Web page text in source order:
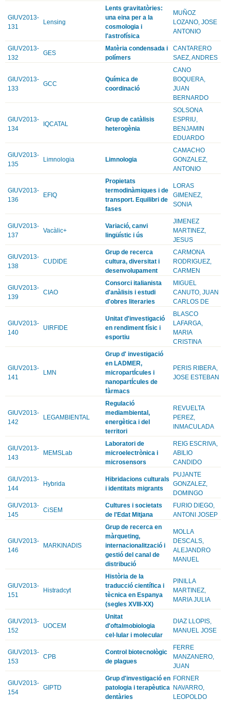
GIUV2013-
131
Lensing
Lents gravitatòries:
una eina per a la
cosmologia i
l'astrofísica
MUÑOZ
LOZANO, JOSE
ANTONIO
GIUV2013-
132
GES
Matèria condensada i
polímers
CANTARERO
SAEZ, ANDRES
GIUV2013-
133
GCC
Química de
coordinació
CANO
BOQUERA,
JUAN
BERNARDO
GIUV2013-
134
IQCATAL
Grup de catàlisis
heterogènia
SOLSONA
ESPRIU,
BENJAMIN
EDUARDO
GIUV2013-
135
Limnologia Limnologia
CAMACHO
GONZALEZ,
ANTONIO
GIUV2013-
136
EFIQ
Propietats
termodinàmiques i de
transport. Equilibri de
fases
LORAS
GIMENEZ,
SONIA
GIUV2013-
137
Vacàlic+
Variació, canvi
lingüístic i ús
JIMENEZ
MARTINEZ,
JESUS
GIUV2013-
138
CUDIDE
Grup de recerca
cultura, diversitat i
desenvolupament
CARMONA
RODRIGUEZ,
CARMEN
GIUV2013-
139
CIAO
Consorci italianista
d'anàlisis i estudi
d'obres literaries
MIGUEL
CANUTO, JUAN
CARLOS DE
GIUV2013-
140
UIRFIDE
Unitat d'investigació
en rendiment físic i
esportiu
BLASCO
LAFARGA,
MARIA
CRISTINA
GIUV2013-
141
LMN
Grup d' investigació
en LADMER,
micropartÍcules i
nanopartÍcules de
fàrmacs
PERIS RIBERA,
JOSE ESTEBAN
GIUV2013-
142
LEGAMBIENTAL
Regulació
mediambiental,
energètica i del
territori
REVUELTA
PEREZ,
INMACULADA
GIUV2013-
143
MEMSLab
Laboratori de
microelectrònica i
microsensors
REIG ESCRIVA,
ABILIO
CANDIDO
GIUV2013-
144
Hybrida
Hibridacions culturals
i identitats migrants
PUJANTE
GONZALEZ,
DOMINGO
GIUV2013-
145
CiSEM
Cultures i societats
de l'Edat Mitjana
FURIO DIEGO,
ANTONI JOSEP
GIUV2013-
146
MARKINADIS
Grup de recerca en
màrqueting,
internacionalització i
gestió del canal de
distribució
MOLLA
DESCALS,
ALEJANDRO
MANUEL
GIUV2013-
151
Histradcyt
Història de la
traducció científica i
tècnica en Espanya
(segles XVIII-XX)
PINILLA
MARTINEZ,
MARIA JULIA
GIUV2013-
152
UOCEM
Unitat
d'oftalmobiologia
cel·lular i molecular
DIAZ LLOPIS,
MANUEL JOSE
GIUV2013-
153
CPB
Control biotecnològic
de plagues
FERRE
MANZANERO,
JUAN
GIUV2013-
154
GIPTD
Grup d'investigació en
patologia i terapèutica
dentàries
FORNER
NAVARRO,
LEOPOLDO